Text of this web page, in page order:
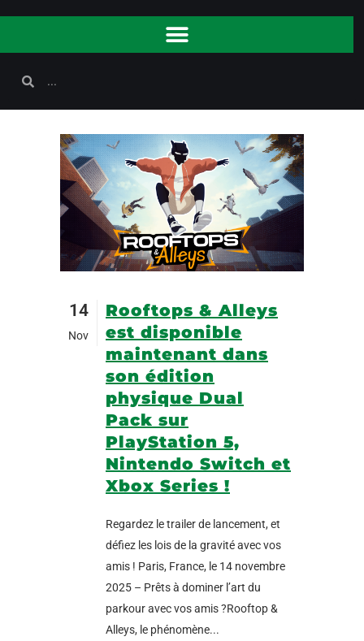
14
Nov
Rooftops & Alleys
est disponible
maintenant dans
son édition
physique Dual
Pack sur
PlayStation 5,
Nintendo Switch et
Xbox Series !
Regardez le trailer de lancement, et
défiez les lois de la gravité avec vos
amis ! Paris, France, le 14 novembre
2025 – Prêts à dominer l’art du
parkour avec vos amis ?Rooftop &
Alleys, le phénomène...